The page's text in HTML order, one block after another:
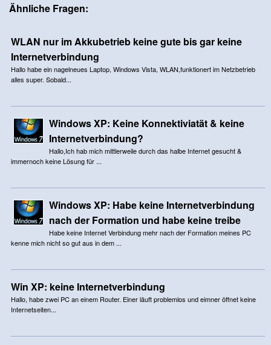
Ähnliche Fragen:
WLAN nur im Akkubetrieb keine gute bis gar keine
Internetverbindung
Hallo habe ein nagelneues Laptop, Windows Vista, WLAN,funktionert im Netzbetrieb
alles super. Sobald...
Windows XP: Keine Konnektiviatät & keine
Internetverbindung?
Hallo,Ich hab mich mittlerweile durch das halbe Internet gesucht &
immernoch keine Lösung für ...
Windows XP: Habe keine Internetverbindung
nach der Formation und habe keine treibe
Habe keine Internet Verbindung mehr nach der Formation meines PC
kenne mich nicht so gut aus in dem ...
Win XP: keine Internetverbindung
Hallo, habe zwei PC an einem Router. Einer läuft problemlos und eimner öffnet keine
Internetseiten...